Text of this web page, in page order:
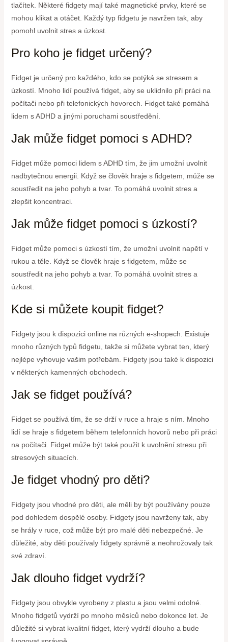
tlačítek. Některé fidgety mají také magnetické prvky, které se
mohou klikat a otáčet. Každý typ fidgetu je navržen tak, aby
pomohl uvolnit stres a úzkost.
Pro koho je fidget určený?
Fidget je určený pro každého, kdo se potýká se stresem a
úzkostí. Mnoho lidí používá fidget, aby se uklidnilo při práci na
počítači nebo při telefonických hovorech. Fidget také pomáhá
lidem s ADHD a jinými poruchami soustředění.
Jak může fidget pomoci s ADHD?
Fidget může pomoci lidem s ADHD tím, že jim umožní uvolnit
nadbytečnou energii. Když se člověk hraje s fidgetem, může se
soustředit na jeho pohyb a tvar. To pomáhá uvolnit stres a
zlepšit koncentraci.
Jak může fidget pomoci s úzkostí?
Fidget může pomoci s úzkostí tím, že umožní uvolnit napětí v
rukou a těle. Když se člověk hraje s fidgetem, může se
soustředit na jeho pohyb a tvar. To pomáhá uvolnit stres a
úzkost.
Kde si můžete koupit fidget?
Fidgety jsou k dispozici online na různých e-shopech. Existuje
mnoho různých typů fidgetu, takže si můžete vybrat ten, který
nejlépe vyhovuje vašim potřebám. Fidgety jsou také k dispozici
v některých kamenných obchodech.
Jak se fidget používá?
Fidget se používá tím, že se drží v ruce a hraje s ním. Mnoho
lidí se hraje s fidgetem během telefonních hovorů nebo při práci
na počítači. Fidget může být také použit k uvolnění stresu při
stresových situacích.
Je fidget vhodný pro děti?
Fidgety jsou vhodné pro děti, ale měli by být používány pouze
pod dohledem dospělé osoby. Fidgety jsou navrženy tak, aby
se hrály v ruce, což může být pro malé děti nebezpečné. Je
důležité, aby děti používaly fidgety správně a neohrožovaly tak
své zdraví.
Jak dlouho fidget vydrží?
Fidgety jsou obvykle vyrobeny z plastu a jsou velmi odolné.
Mnoho fidgetů vydrží po mnoho měsíců nebo dokonce let. Je
důležité si vybrat kvalitní fidget, který vydrží dlouho a bude